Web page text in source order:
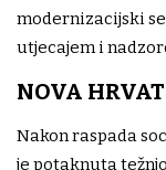
modernizacijski
utjecajem i
NOVA
Nakon raspada
je potaknuta